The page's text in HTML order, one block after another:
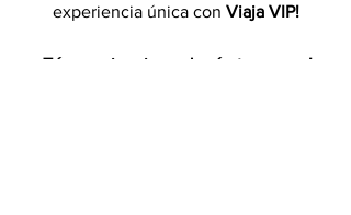
experiencia única con Viaja VIP!
¡Tú experiencia en Japón te espera!